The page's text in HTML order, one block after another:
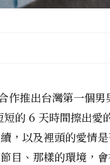
推出台灣第一個男
的 6 天時間擦出愛
，以及裡頭的愛情
、那樣的環境，會